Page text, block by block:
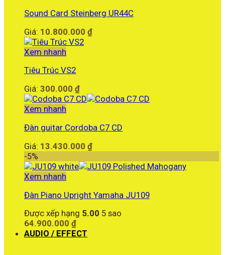
41.500.000 ₫.
Sound Card Steinberg UR44C
Giá: 10.800.000 ₫
Xem nhanh
Tiêu Trúc VS2
Giá: 300.000 ₫
Xem nhanh
Đàn guitar Cordoba C7 CD
Giá: 13.430.000 ₫
-5%
Xem nhanh
Đàn Piano Upright Yamaha JU109
Được xếp hạng 5.00 5 sao
64.900.000 ₫
AUDIO / EFFECT